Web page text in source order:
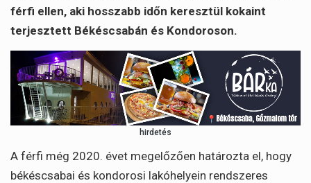
férfi ellen, aki hosszabb időn keresztül kokaint
terjesztett Békéscsabán és Kondoroson.
hirdetés
A férfi még 2020. évet megelőzően határozta el, hogy
békéscsabai és kondorosi lakóhelyein rendszeres